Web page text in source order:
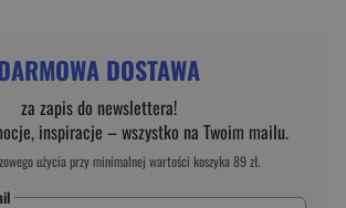
DOSTAWA
za zapis do newslettera!
inspiracje – wszystko na Twoim mailu.
użycia przy minimalnej wartości koszyka 89 zł.